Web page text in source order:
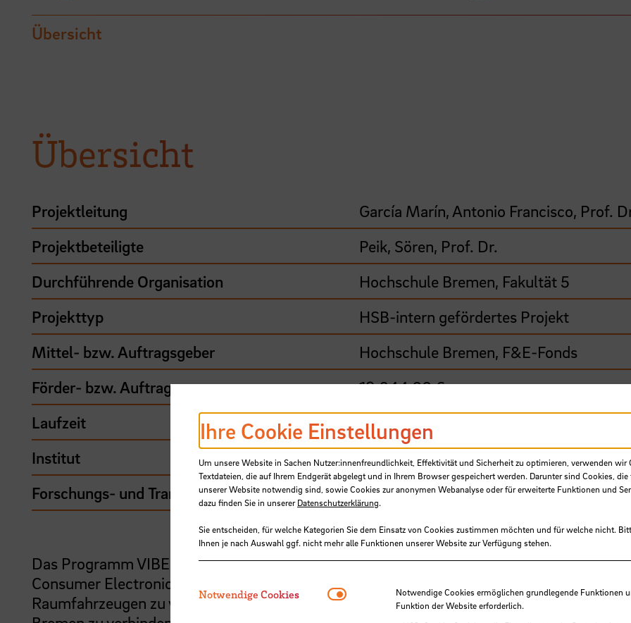
Übersicht
Übersicht
Projektleitung
García Marín, Antonio Francisco, Prof.
Projektbeteiligte
Peik, Sören, Prof. Dr.
Durchführende Organisation
Hochschule Bremen, Fakultät 5
Projekttyp
HSB-intern gefördertes Projekt
Mittel- bzw. Auftragsgeber
Hochschule Bremen, F&E-Fonds
Förder- bzw. Auftragssumme
19.644,00 €
Laufzeit
04/2025 - 03/2026
Institut
Institut für Aerospace-Technologie
Forschungs- und Transfercluster
Luft- und Raumfahrt
Das Programm VIBES (Visionary Ingenuity Boosting European Spacecraft) verfolgt das
Consumer Electronics Revolution ins Weltall zu bringen, um die Leistungsfähigkeit von
Raumfahrzeugen zu verbessern, und Lehre, Forschung und Industrie in der
Ihre Cookie Einstellungen
Um unsere Website in Sachen Nutzer:innenfreundlichkeit, Effektivität und Sicherheit zu optimieren, verwenden wir
Textdateien, die auf Ihrem Endgerät abgelegt und in Ihrem Browser gespeichert werden. Darunter sind Cookies,
unserer Website notwendig sind, sowie Cookies zur anonymen Webanalyse oder für erweiterte Funktionen und
dazu finden Sie in unsererDatenschutzerklärung.
Sie entscheiden, für welche Kategorien Sie dem Einsatz von Cookies zustimmen möchten und für welche nicht.
Ihnen je nach Auswahl ggf. nicht mehr alle Funktionen unserer Website zur Verfügung stehen.
Notwendige Cookies Notwendige CookiesNotwendige Cookies ermöglichen grundlegende Funktionen
Funktion der Website erforderlich.